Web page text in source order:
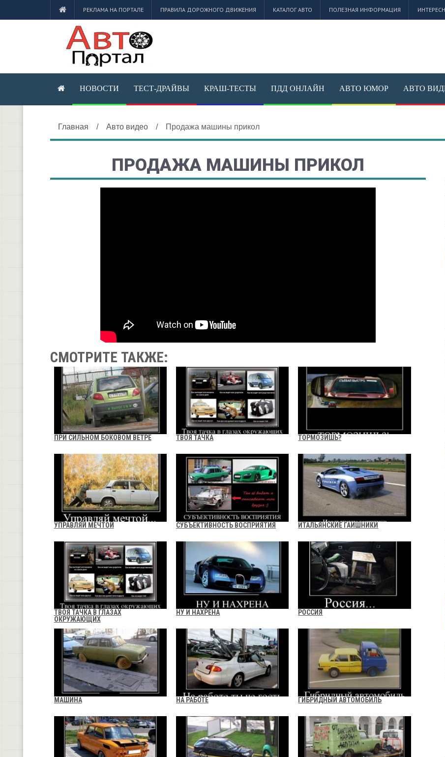
РЕКЛАМА НА ПОРТАЛЕ ПРАВИЛА ДОРОЖНОГО ДВИЖЕНИЯ КАТАЛОГ АВТО ПОЛЕЗНАЯ ИНФОРМАЦИЯ
НОВОСТИ ТЕСТ-ДРАЙВЫ КРАШ-ТЕСТЫ ПДД ОНЛАЙН АВТО ЮМОР АВТО
Главная / Авто видео / Продажа машины прикол
ПРОДАЖА МАШИНЫ ПРИКОЛ
СМОТРИТЕ ТАКЖЕ:
ПРИ СИЛЬНОМ БОКОВОМ ВЕТРЕ ТВОЯ ТАЧКА ТОРМОЗИШЬ?
УПРАВЛЯЙ МЕЧТОЙ СУБЪЕКТИВНОСТЬ ВОСПРИЯТИЯ ИТАЛЬЯНСКИЕ ГАИШНИКИ
ТВОЯ ТАЧКА В ГЛАЗАХ
ОКРУЖАЮЩИХ
НУ И НАХРЕНА РОССИЯ
МАШИНА НА РАБОТЕ ГИБРИДНЫЙ АВТОМОБИЛЬ